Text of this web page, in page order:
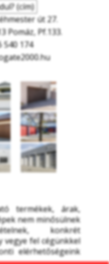
(cím)
út 27.
Pomáz, Pf.133.
540 174
termékek, árak,
nem minősülnek
konkrét
fel cégünkkel
elérhetőségeink